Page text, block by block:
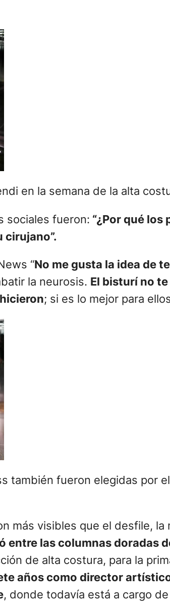
en la semana de la alta
sociales fueron: “¿Por qué los
cirujano”.
“No me gusta la idea de
la neurosis. El bisturí no
; si es lo mejor para
también fueron elegidas por
más visibles que el desfile,
entre las columnas doradas
de alta costura, para la
años como director
, donde todavía está a cargo